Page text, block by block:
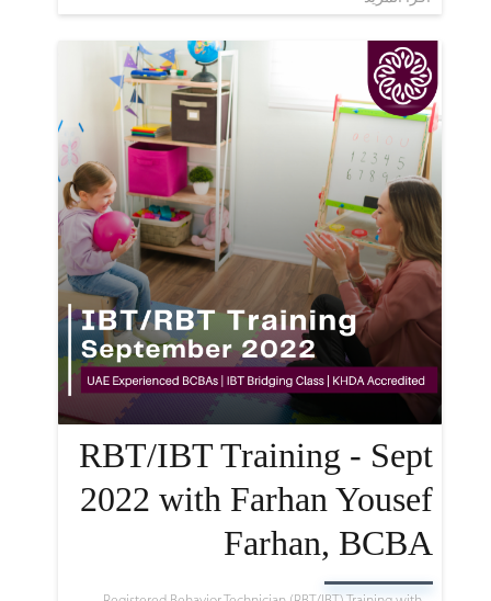
RBT/IBT Training - Sept
2022 with Farhan Yousef
Farhan, BCBA